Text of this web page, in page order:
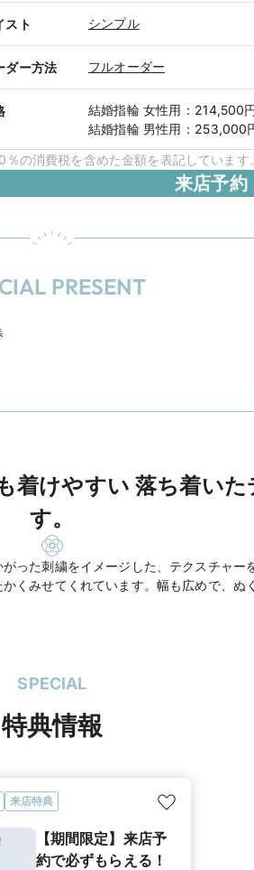
スト シンプル
ダー方法 フルオーダー
結婚指輪 女性用 ： 214,500
結婚指輪 男性用 ： 253,000
％の消費税を含めた金額を表記しています
来店予約
PRESENT
着けやすい 落ち着い
す。
った刺繍をイメージした、テクスチャ
くみせてくれています。幅も広めで、
SPECIAL
特典情報
来店特典
【期間限定】来店予
約で必ずもらえる！